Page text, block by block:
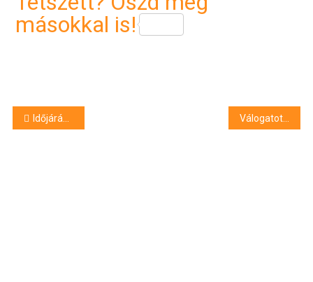
másokkal is!
Bejegyzés
Időjárás: marad a sivatagi por és a meleg Válogatott: Lang Ádám lábközépcsonttörést szenvedett